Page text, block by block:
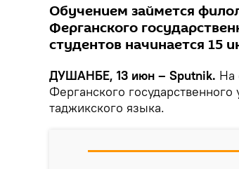
Обучением займется
Ферганского
студентов начинается 15
ДУШАНБЕ, 13 июн – Sputnik. На
Ферганского
таджикского языка.